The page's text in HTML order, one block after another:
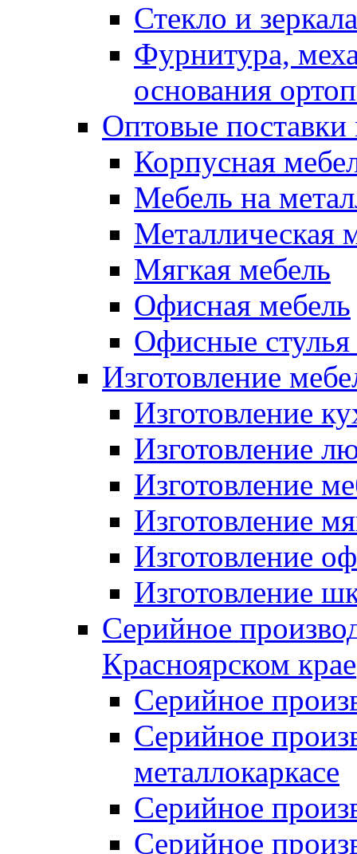
Стекло и зеркала
Фурнитура,
основания
Оптовые поставки
Корпусная
Мебель на
Металлическая
Мягкая мебель
Офисная мебель
Офисные стулья
Изготовление
Изготовление
Изготовление
Изготовление
Изготовление
Изготовление
Изготовление
Серийное
Красноярском крае
Серийное
Серийное
металлокаркасе
Серийное
Серийное